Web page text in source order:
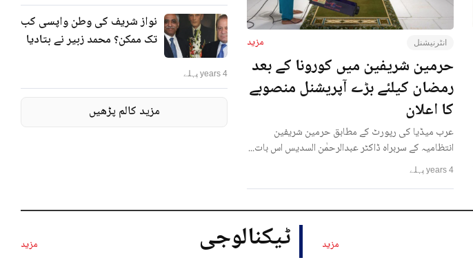
انٹرنیشنل مزید
حرمین شریفین میں کورونا کے بعد
رمضان کیلئے بڑے آپریشنل منصوبے
کا اعلان
عرب میڈیا کی رپورٹ کے مطابق حرمین شریفین
انتظامیہ کے سربراہ ڈاکٹر عبدالرحمٰن السدیس اس بات...
4 years پہلے
نواز شریف کی وطن واپسی کب
تک ممکن؟ محمد زبیر نے بتادیا
4 years پہلے
مزید کالم پڑھیں
مزید ٹیکنالوجی مزید